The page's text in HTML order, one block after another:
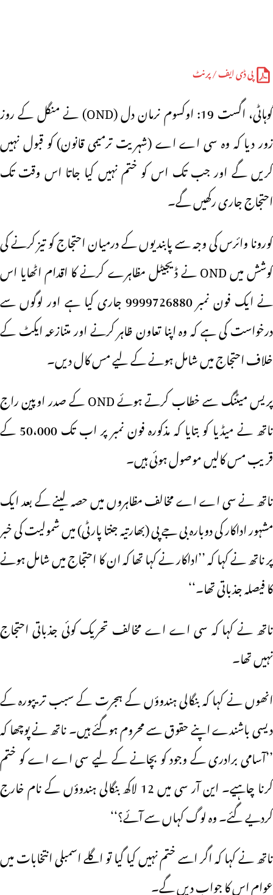
پی ڈی ایف / پرنٹ
گوہاٹی، اگست 19: اوکسوم نرمان دل (OND) نے منگل کے روز
زور دیا کہ وہ سی اے اے (شہریت ترمیمی قانون) کو قبول نہیں
کریں گے اور جب تک اس کو ختم نہیں کیا جاتا اس وقت تک
احتجاج جاری رکھیں گے۔
کورونا وائرس کی وجہ سے پابندیوں کے درمیان احتجاج کو تیز کرنے کی
کوشش میں OND نے ڈیجیٹل مظاہرے کرنے کا اقدام اٹھایا اس
نے ایک فون نمبر 9999726880 جاری کیا ہے اور لوگوں سے
درخواست کی ہے کہ وہ اپنا تعاون ظاہر کرنے اور متنازعہ ایکٹ کے
خلاف احتجاج میں شامل ہونے کے لیے مس کال دیں۔
پریس میٹنگ سے خطاب کرتے ہوئے OND کے صدر اوپین راج
ناتھ نے میڈیا کو بتایا کہ مذکورہ فون نمبر پر اب تک 50،000 کے
قریب مس کالیں موصول ہوئی ہیں۔
ناتھ نے سی اے اے مخالف مظاہروں میں حصہ لینے کے بعد ایک
مشہور اداکار کی دوبارہ بی جے پی (بھارتیہ جنتا پارٹی) میں شمولیت کی خبر
پر ناتھ نے کہا کہ ’’اداکار نے کہا تھا کہ ان کا احتجاج میں شامل ہونے
کا فیصلہ جذباتی تھا۔‘‘
ناتھ نے کہا کہ سی اے اے مخالف تحریک کوئی جذباتی احتجاج
نہیں تھا۔
انھوں نے کہا کہ بنگالی ہندوؤں کے ہجرت کے سبب تریپورہ کے
دیسی باشندے اپنے حقوق سے محروم ہوگئے ہیں۔ ناتھ نے پوچھا کہ
’’آسامی برادری کے وجود کو بچانے کے لیے سی اے اے کو ختم
کرنا چاہیے۔ این آر سی میں 12 لاکھ بنگالی ہندوؤں کے نام خارج
کردیے گئے۔ وہ لوگ کہاں سے آئے؟‘‘
ناتھ نے کہا کہ اگر اسے ختم نہیں کیا گیا تو اگلے اسمبلی انتخابات میں
عوام اس کا جواب دیں گے۔